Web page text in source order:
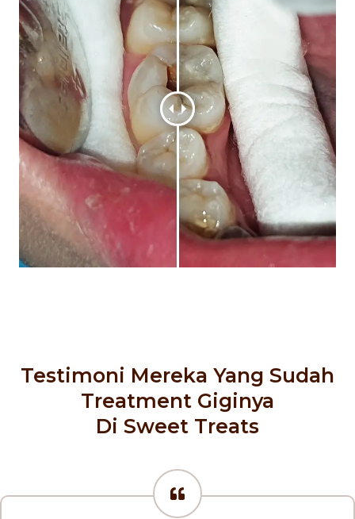
Testimoni Mereka Yang Sudah
Treatment Giginya
Di Sweet Treats